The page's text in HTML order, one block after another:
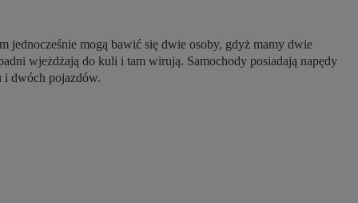
mogą bawić się dwie osoby, gdyż mamy dwie
wjeżdżają do kuli i tam wirują. Samochody posiadają napędy
i dwóch pojazdów.